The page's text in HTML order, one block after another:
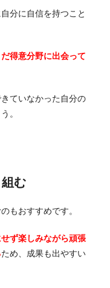
分に自信を持つこと
得意分野に出会って
ていなかった自分の
。
む
もおすすめです。
ず楽しみながら頑張
ため、成果も出やすい